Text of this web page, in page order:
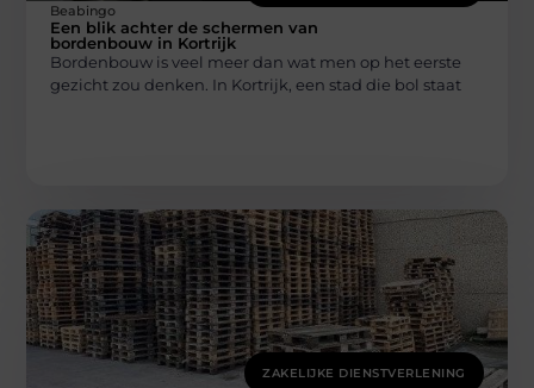
Beabingo
Een blik achter de schermen van
bordenbouw in Kortrijk
Bordenbouw is veel meer dan wat men op het eerste
gezicht zou denken. In Kortrijk, een stad die bol staat
ZAKELIJKE DIENSTVERLENING